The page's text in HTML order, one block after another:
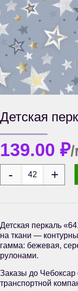
Детская
139.00 ₽/
Детская перкаль
на ткани —
гамма: бежевая,
рулонами.
Заказы до Чебоксар
транспортной